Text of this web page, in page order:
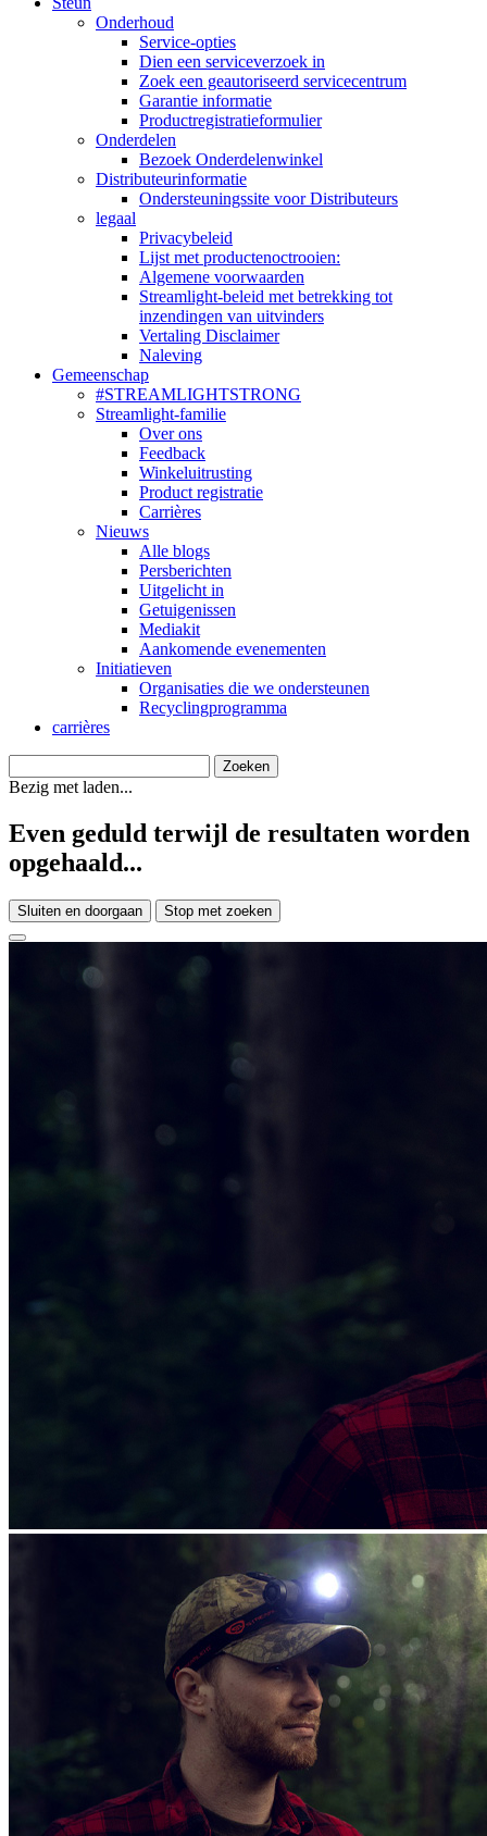
Onderhoud
Service-opties
Dien een serviceverzoek in
Zoek een geautoriseerd servicecentrum
Garantie informatie
Productregistratieformulier
Onderdelen
Bezoek Onderdelenwinkel
Distributeurinformatie
Ondersteuningssite voor Distributeurs
legaal
Privacybeleid
Lijst met productenoctrooien:
Algemene voorwaarden
Streamlight-beleid met betrekking tot
inzendingen van uitvinders
Vertaling Disclaimer
Naleving
Gemeenschap
#STREAMLIGHTSTRONG
Streamlight-familie
Over ons
Feedback
Winkeluitrusting
Product registratie
Carrières
Nieuws
Alle blogs
Persberichten
Uitgelicht in
Getuigenissen
Mediakit
Aankomende evenementen
Initiatieven
Organisaties die we ondersteunen
Recyclingprogramma
carrières
Bezig met laden...
Even geduld terwijl de resultaten worden
opgehaald...
Sluiten en doorgaan Stop met zoeken